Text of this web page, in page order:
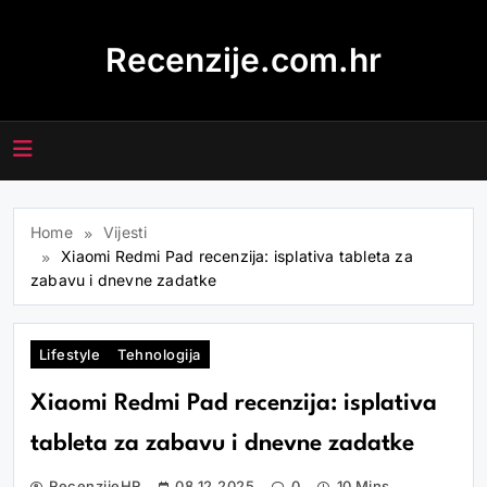
Recenzije.com.hr
Home
Vijesti
Xiaomi Redmi Pad recenzija: isplativa tableta za
zabavu i dnevne zadatke
Lifestyle Tehnologija
Xiaomi Redmi Pad recenzija: isplativa
tableta za zabavu i dnevne zadatke